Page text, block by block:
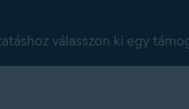
válasszon ki egy